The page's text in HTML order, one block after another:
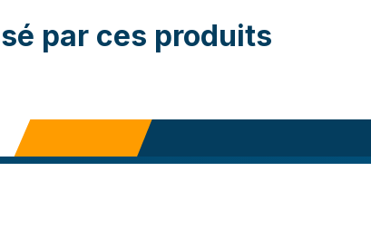
par ces produits